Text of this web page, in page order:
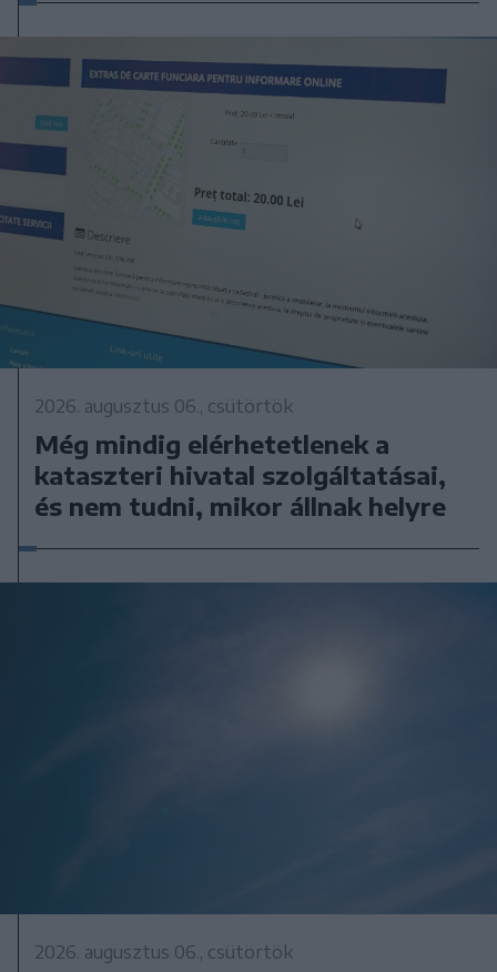
2026. augusztus 06., csütörtök
Még mindig elérhetetlenek a
kataszteri hivatal szolgáltatásai,
és nem tudni, mikor állnak helyre
2026. augusztus 06., csütörtök